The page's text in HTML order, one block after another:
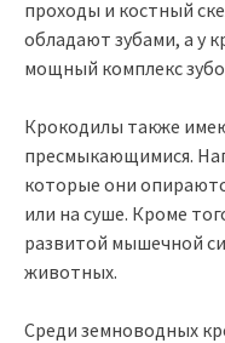
проходы и костный
обладают зубами, а у
мощный комплекс
Крокодилы также
пресмыкающимися.
которые они
или на суше. Кроме
развитой мышечной
животных.
Среди земноводных